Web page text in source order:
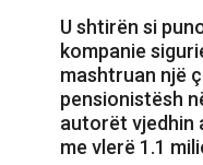
U shtirën si
kompanie
mashtruan një
pensionistësh
autorët vjedhin
me vlerë 1.1